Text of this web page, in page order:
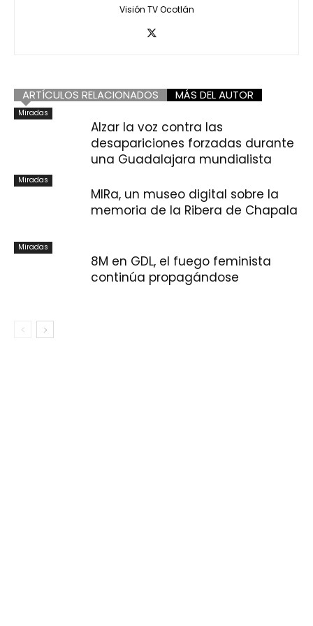
Visión TV Ocotlán
ARTÍCULOS RELACIONADOS MÁS DEL AUTOR
Miradas
Alzar la voz contra las
desapariciones forzadas durante
una Guadalajara mundialista
Miradas
MIRa, un museo digital sobre la
memoria de la Ribera de Chapala
Miradas
8M en GDL, el fuego feminista
continúa propagándose